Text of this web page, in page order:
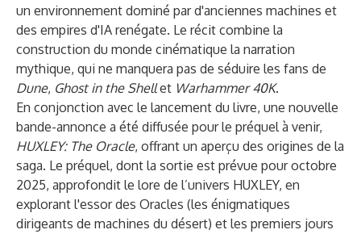
un environnement dominé par d'anciennes machines et
des empires d'IA renégate. Le récit combine la
construction du monde cinématique la narration
mythique, qui ne manquera pas de séduire les fans de
Dune, Ghost in the Shellet Warhammer 40K.
En conjonction avec le lancement du livre, une nouvelle
bande-annonce a été diffusée pour le préquel à venir,
HUXLEY: The Oracle, offrant un aperçu des origines de la
saga. Le préquel, dont la sortie est prévue pour octobre
2025, approfondit le lore de l’univers HUXLEY, en
explorant l'essor des Oracles (les énigmatiques
dirigeants de machines du désert) et les premiers jours